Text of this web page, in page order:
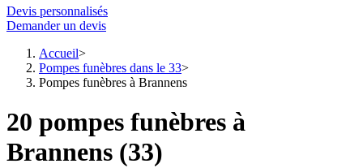
Devis personnalisés
Demander un devis
Accueil
Pompes funèbres dans le 33
Pompes funèbres à Brannens
20 pompes funèbres à
Brannens (33)